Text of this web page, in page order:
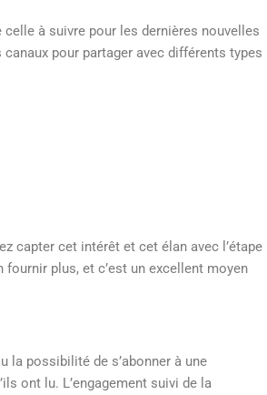
à suivre pour les dernières nouvelles
pour partager avec différents types
capter cet intérêt et cet élan avec l’étape
fournir plus, et c’est un excellent moyen
la possibilité de s’abonner à une
ont lu. L’engagement suivi de la